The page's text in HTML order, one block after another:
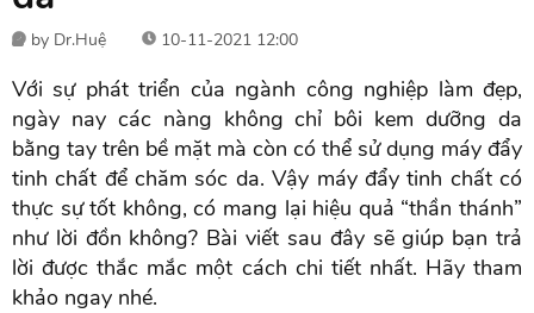
by Dr.Huệ 10-11-2021 12:00
Với sự phát triển của ngành công nghiệp làm đẹp,
ngày nay các nàng không chỉ bôi kem dưỡng da
bằng tay trên bề mặt mà còn có thể sử dụng máy đẩy
tinh chất để chăm sóc da. Vậy máy đẩy tinh chất có
thực sự tốt không, có mang lại hiệu quả “thần thánh”
như lời đồn không? Bài viết sau đây sẽ giúp bạn trả
lời được thắc mắc một cách chi tiết nhất. Hãy tham
khảo ngay nhé.